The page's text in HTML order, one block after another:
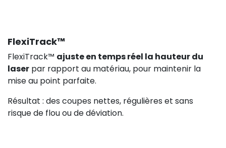
FlexiTrack™
FlexiTrack™ ajuste en temps réel la hauteur du
laser par rapport au matériau, pour maintenir la
mise au point parfaite.
Résultat : des coupes nettes, régulières et sans
risque de flou ou de déviation.